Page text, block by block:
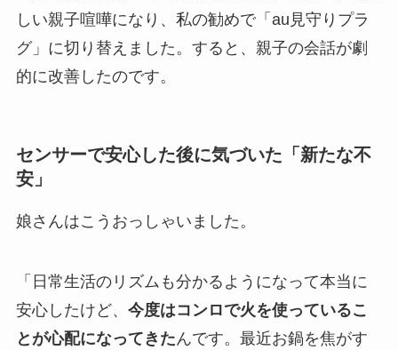
しい親子喧嘩になり、私の勧めで「au見守りプラ
グ」に切り替えました。すると、親子の会話が劇
的に改善したのです。
センサーで安心した後に気づいた「新たな不
安」
娘さんはこうおっしゃいました。
「日常生活のリズムも分かるようになって本当に
安心したけど、 今度はコンロで火を使っているこ
とが心配になってきたんです。最近お鍋を焦がす